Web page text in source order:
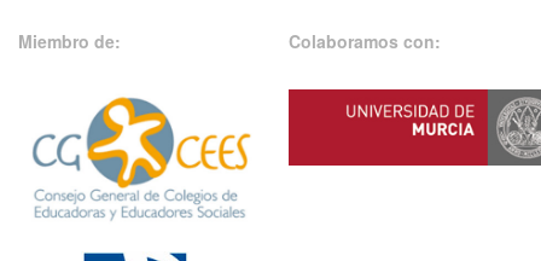
Miembro de: Colaboramos con: